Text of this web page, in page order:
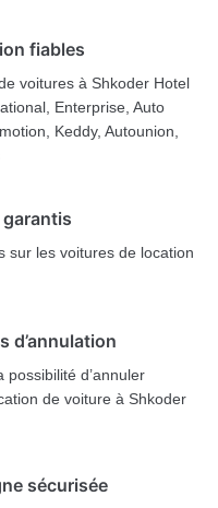
fiables
voitures à Shkoder Hotel
Enterprise, Auto
Keddy, Autounion,
sur les voitures de location
d’annulation
possibilité d’annuler
de voiture à Shkoder
sécurisée